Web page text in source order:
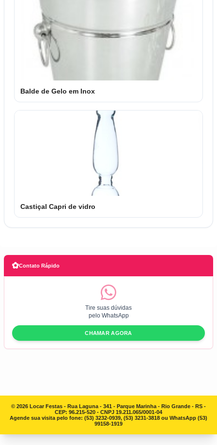
✿Contato Rápido
Tire suas dúvidas
pelo WhatsApp
CHAMAR AGORA
Balde de Gelo em Inox
Castiçal Capri de vidro
© 2026 Locar Festas - Rua Laguna - 341 - Parque Marinha - Rio Grande - RS -
CEP: 96.215-520 - CNPJ 19.211.065/0001-04
Agende sua visita pelo fone: (53) 3232-0939, (53) 3231-3818 ou WhatsApp (53)
99158-1919